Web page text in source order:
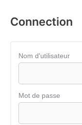
Connection
Nom d'utilisateur
Mot de passe